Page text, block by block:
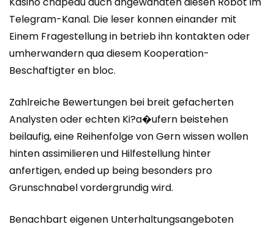
Telegram-Kanal. Die leser konnen einander mit
Einem Fragestellung in betrieb ihn kontakten oder
umherwandern qua diesem Kooperation-
Beschaftigter en bloc.
Zahlreiche Bewertungen bei breit gefacherten
Analysten oder echten Ki?a�ufern beistehen
beilaufig, eine Reihenfolge von Gern wissen wollen
hinten assimilieren und Hilfestellung hinter
anfertigen, ended up being besonders pro
Grunschnabel vordergrundig wird.
Benachbart eigenen Unterhaltungsangeboten